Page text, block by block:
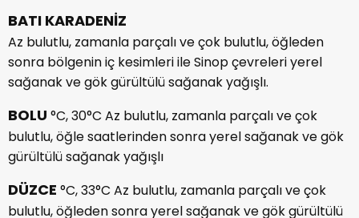
BATI KARADENİZ
Az bulutlu, zamanla parçalı ve çok bulutlu, öğleden
sonra bölgenin iç kesimleri ile Sinop çevreleri yerel
sağanak ve gök gürültülü sağanak yağışlı.
BOLU °C, 30°C Az bulutlu, zamanla parçalı ve çok
bulutlu, öğle saatlerinden sonra yerel sağanak ve gök
gürültülü sağanak yağışlı
DÜZCE °C, 33°C Az bulutlu, zamanla parçalı ve çok
bulutlu, öğleden sonra yerel sağanak ve gök gürültülü